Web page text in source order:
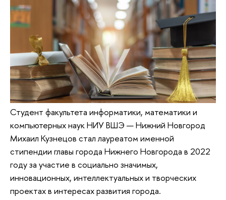
Студент факультета информатики, математики и
компьютерных наук НИУ ВШЭ — Нижний Новгород
Михаил Кузнецов стал лауреатом именной
стипендии главы города Нижнего Новгорода в 2022
году за участие в социально значимых,
инновационных, интеллектуальных и творческих
проектах в интересах развития города.